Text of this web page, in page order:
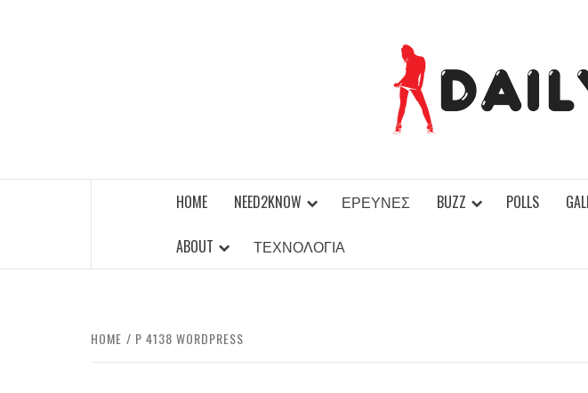
HOME NEED2KNOW ΈΡΕΥΝΕΣ BUZZ POLLS
ABOUT ΤΕΧΝΟΛΟΓΊΑ
HOME P 4138 WORDPRESS